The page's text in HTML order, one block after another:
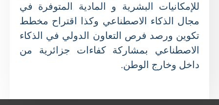
للإمكانيات البشرية و المادية المتوفرة في
مجال الذكاء الاصطناعي وكذا اقتراح مخطط
تكوين ورصد فرص التعاون الدولي في الذكاء
الاصطناعي بمشاركة كفاءات جزائرية من
داخل وخارج الوطن.